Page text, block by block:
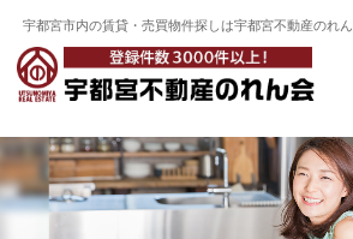
宇都宮市内の賃貸・売買物件探しは宇都宮不動産のれん